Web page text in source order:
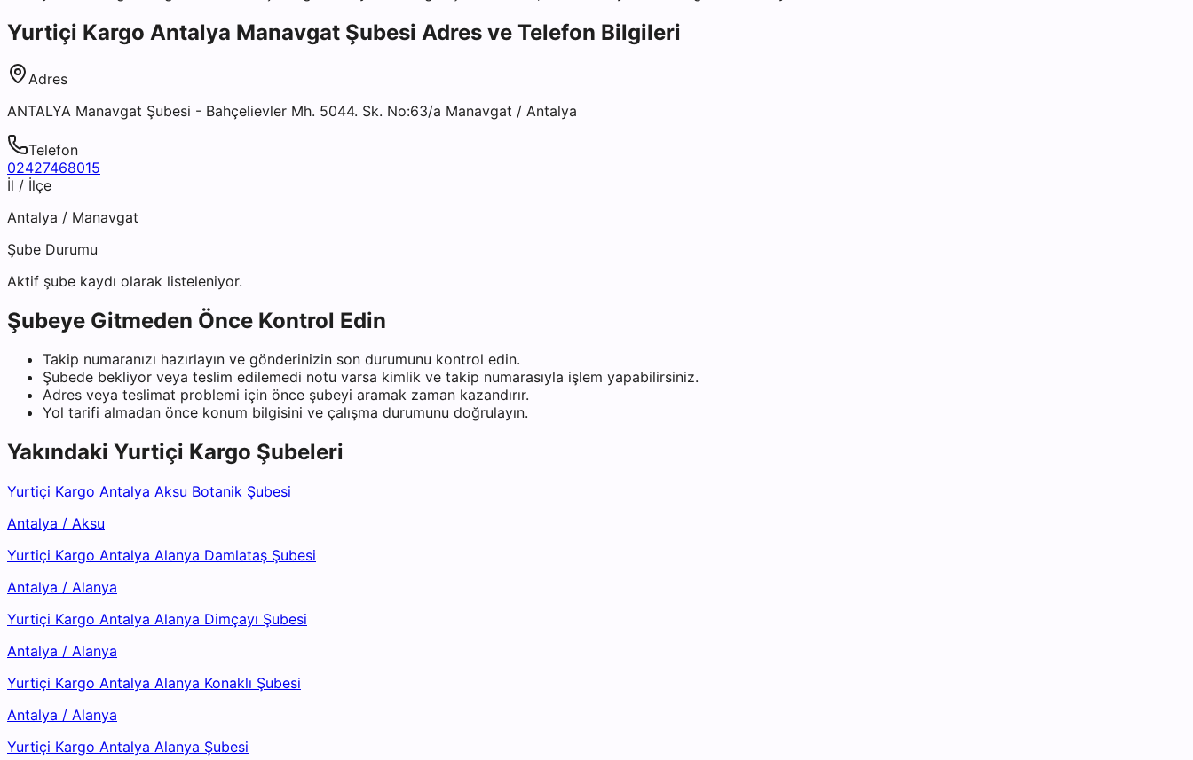
Yurtiçi Kargo Antalya Manavgat Şubesi Adres ve Telefon Bilgileri
Adres
ANTALYA Manavgat Şubesi - Bahçelievler Mh. 5044. Sk. No:63/a Manavgat / Antalya
Telefon
02427468015
İl / İlçe
Antalya / Manavgat
Şube Durumu
Aktif şube kaydı olarak listeleniyor.
Şubeye Gitmeden Önce Kontrol Edin
Takip numaranızı hazırlayın ve gönderinizin son durumunu kontrol edin.
Şubede bekliyor veya teslim edilemedi notu varsa kimlik ve takip numarasıyla işlem yapabilirsiniz.
Adres veya teslimat problemi için önce şubeyi aramak zaman kazandırır.
Yol tarifi almadan önce konum bilgisini ve çalışma durumunu doğrulayın.
Yakındaki Yurtiçi Kargo Şubeleri
Yurtiçi Kargo Antalya Aksu Botanik Şubesi
Antalya / Aksu
Yurtiçi Kargo Antalya Alanya Damlataş Şubesi
Antalya / Alanya
Yurtiçi Kargo Antalya Alanya Dimçayı Şubesi
Antalya / Alanya
Yurtiçi Kargo Antalya Alanya Konaklı Şubesi
Antalya / Alanya
Yurtiçi Kargo Antalya Alanya Şubesi